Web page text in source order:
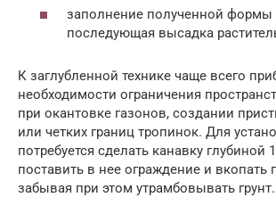
заполнение полученной формы
последующая высадка
К заглубленной технике чаще всего
необходимости ограничения
при окантовке газонов, создании
или четких границ тропинок. Для
потребуется сделать канавку глубиной
поставить в нее ограждение и вкопать
забывая при этом утрамбовывать грунт.